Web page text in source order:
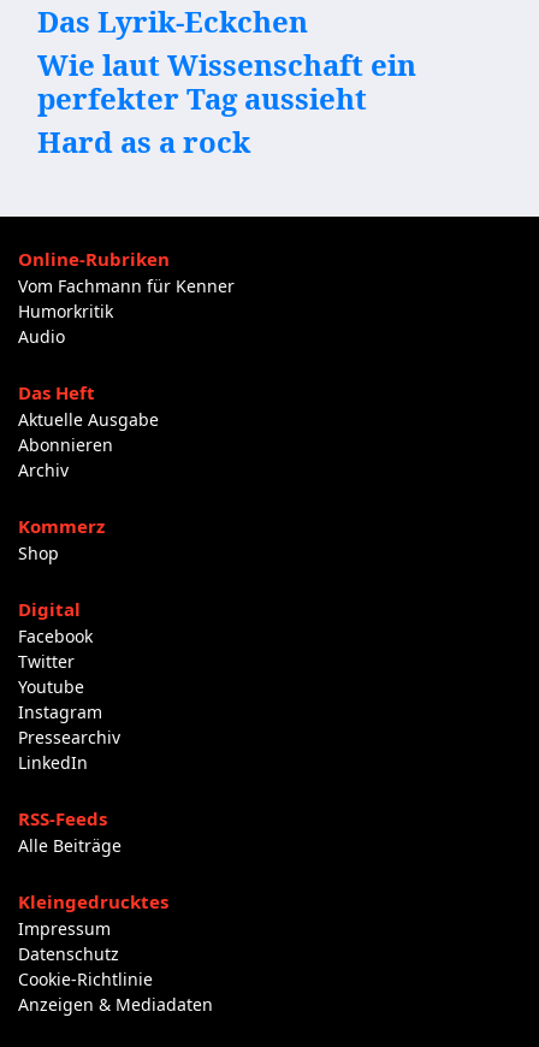
Das Lyrik-Eckchen
Wie laut Wissenschaft ein
perfekter Tag aussieht
Hard as a rock
Online-Rubriken
Vom Fachmann für Kenner
Humorkritik
Audio
Das Heft
Aktuelle Ausgabe
Abonnieren
Archiv
Kommerz
Shop
Digital
Facebook
Twitter
Youtube
Instagram
Pressearchiv
LinkedIn
RSS-Feeds
Alle Beiträge
Kleingedrucktes
Impressum
Datenschutz
Cookie-Richtlinie
Anzeigen & Mediadaten